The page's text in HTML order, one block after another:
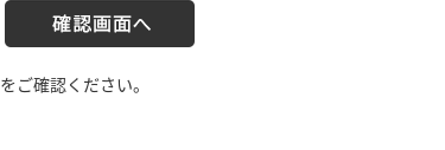
をご確認ください。